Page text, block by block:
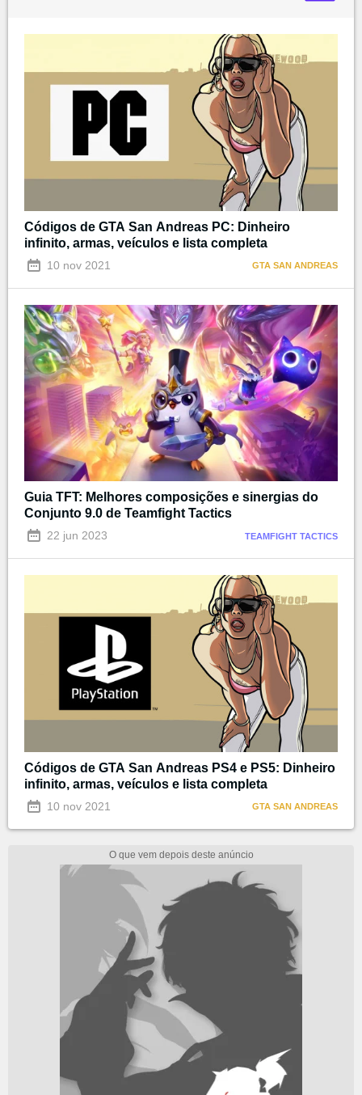
Códigos de GTA San Andreas PC: Dinheiro
infinito, armas, veículos e lista completa
10 nov 2021 GTA SAN ANDREAS
Guia TFT: Melhores composições e sinergias do
Conjunto 9.0 de Teamfight Tactics
22 jun 2023 TEAMFIGHT TACTICS
Códigos de GTA San Andreas PS4 e PS5: Dinheiro
infinito, armas, veículos e lista completa
10 nov 2021 GTA SAN ANDREAS